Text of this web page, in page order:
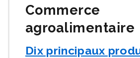
Commerce
agroalimentaire
Dix principaux